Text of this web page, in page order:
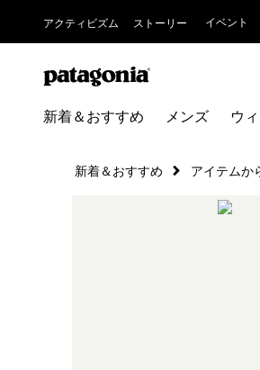
アクティビズム ストーリー イベント
新着＆おすすめ メンズ ウ
新着＆おすすめ アイテムか